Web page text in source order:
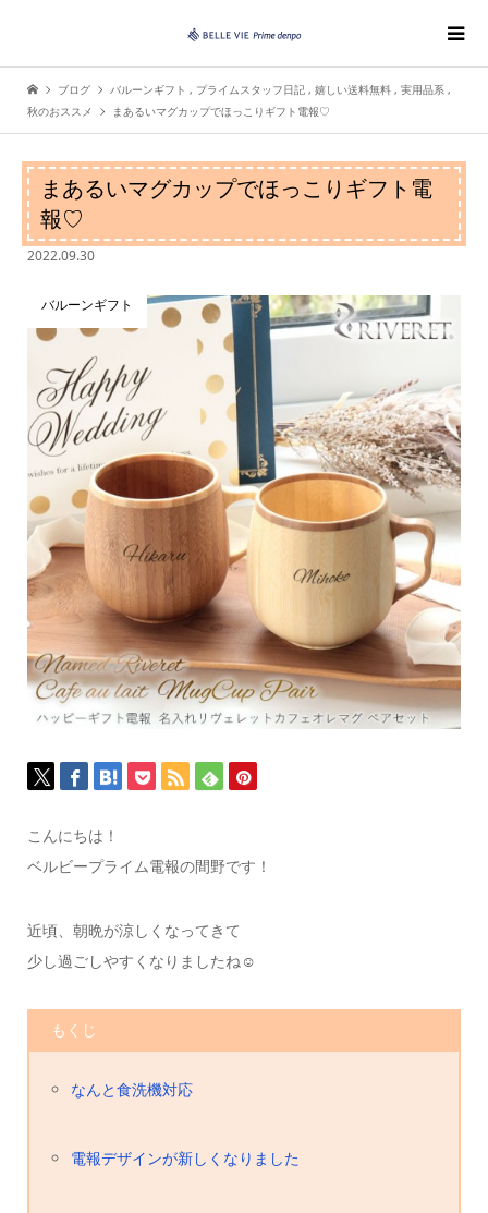
ブログ バルーンギフト , プライムスタッフ日記 , 嬉しい送料無料 , 実用品系 ,
秋のおススメ
まあるいマグカップでほっこりギフト電報♡
まあるいマグカップでほっこりギフト電
報♡
2022.09.30
バルーンギフト
こんにちは！
ベルビープライム電報の間野です！
近頃、朝晩が涼しくなってきて
少し過ごしやすくなりましたね☺️
もくじ
なんと食洗機対応
電報デザインが新しくなりました